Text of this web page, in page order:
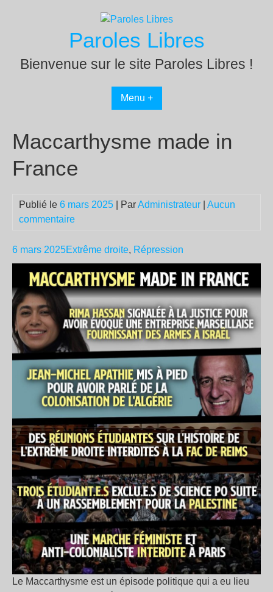
Paroles Libres
Bienvenue sur le site Paroles Libres !
Menu +
Maccarthysme made in
France
Publié le 6 mars 2025 | ParAdministrateur
Aucun
commentaire
6 mars 2025Extrême droite, Répression
Le Maccarthysme est un épisode politique qui a eu lieu